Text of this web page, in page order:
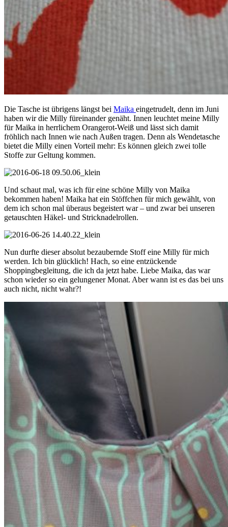
Die Tasche ist übrigens längst bei Maika eingetrudelt, denn im Juni
haben wir die Milly füreinander genäht. Innen leuchtet meine Milly
für Maika in herrlichem Orangerot-Weiß und lässt sich damit
fröhlich nach Innen wie nach Außen tragen. Denn als Wendetasche
bietet die Milly einen Vorteil mehr: Es können gleich zwei tolle
Stoffe zur Geltung kommen.
Und schaut mal, was ich für eine schöne Milly von Maika
bekommen haben! Maika hat ein Stöffchen für mich gewählt, von
dem ich schon mal überaus begeistert war – und zwar bei unseren
getauschten Häkel- und Stricknadelrollen.
Nun durfte dieser absolut bezaubernde Stoff eine Milly für mich
werden. Ich bin glücklich! Hach, so eine entzückende
Shoppingbegleitung, die ich da jetzt habe. Liebe Maika, das war
schon wieder so ein gelungener Monat. Aber wann ist es das bei uns
auch nicht, nicht wahr?!